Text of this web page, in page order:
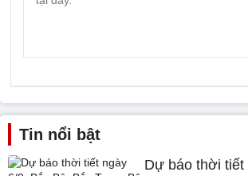
Tin nổi bật
Dự báo thời tiết